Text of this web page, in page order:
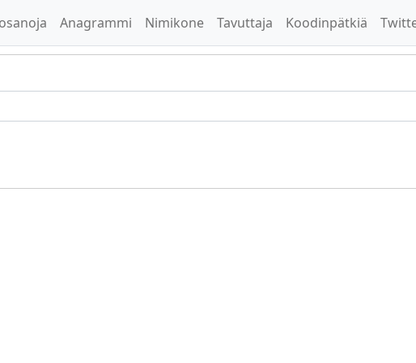
Anagrammi Nimikone Tavuttaja Koodinpätkiä